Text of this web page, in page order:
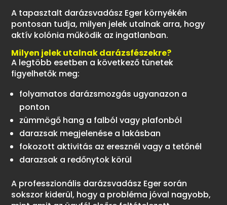
A tapasztalt darázsvadász Eger környékén
pontosan tudja, milyen jelek utalnak arra, hogy
aktív kolónia működik az ingatlanban.
Milyen jelek utalnak darázsfészekre?
A legtöbb esetben a következő tünetek
figyelhetők meg:
folyamatos darázsmozgás ugyanazon a
ponton
zümmögő hang a falból vagy plafonból
darazsak megjelenése a lakásban
fokozott aktivitás az eresznél vagy a tetőnél
darazsak a redőnytok körül
A professzionális darázsvadász Eger során
sokszor kiderül, hogy a probléma jóval nagyobb,